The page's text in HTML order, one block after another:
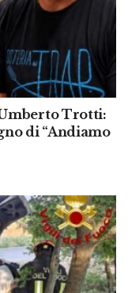
Trotti:
di “Andiamo